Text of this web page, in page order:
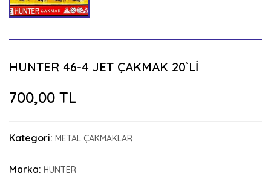
HUNTER 46-4 JET ÇAKMAK 20`Lİ
700,00 TL
Kategori: METAL ÇAKMAKLAR
Marka: HUNTER